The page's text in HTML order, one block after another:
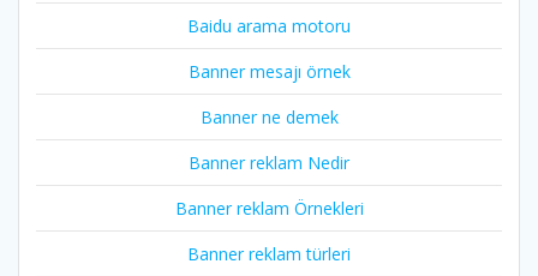
Baidu arama motoru
Banner mesajı örnek
Banner ne demek
Banner reklam Nedir
Banner reklam Örnekleri
Banner reklam türleri